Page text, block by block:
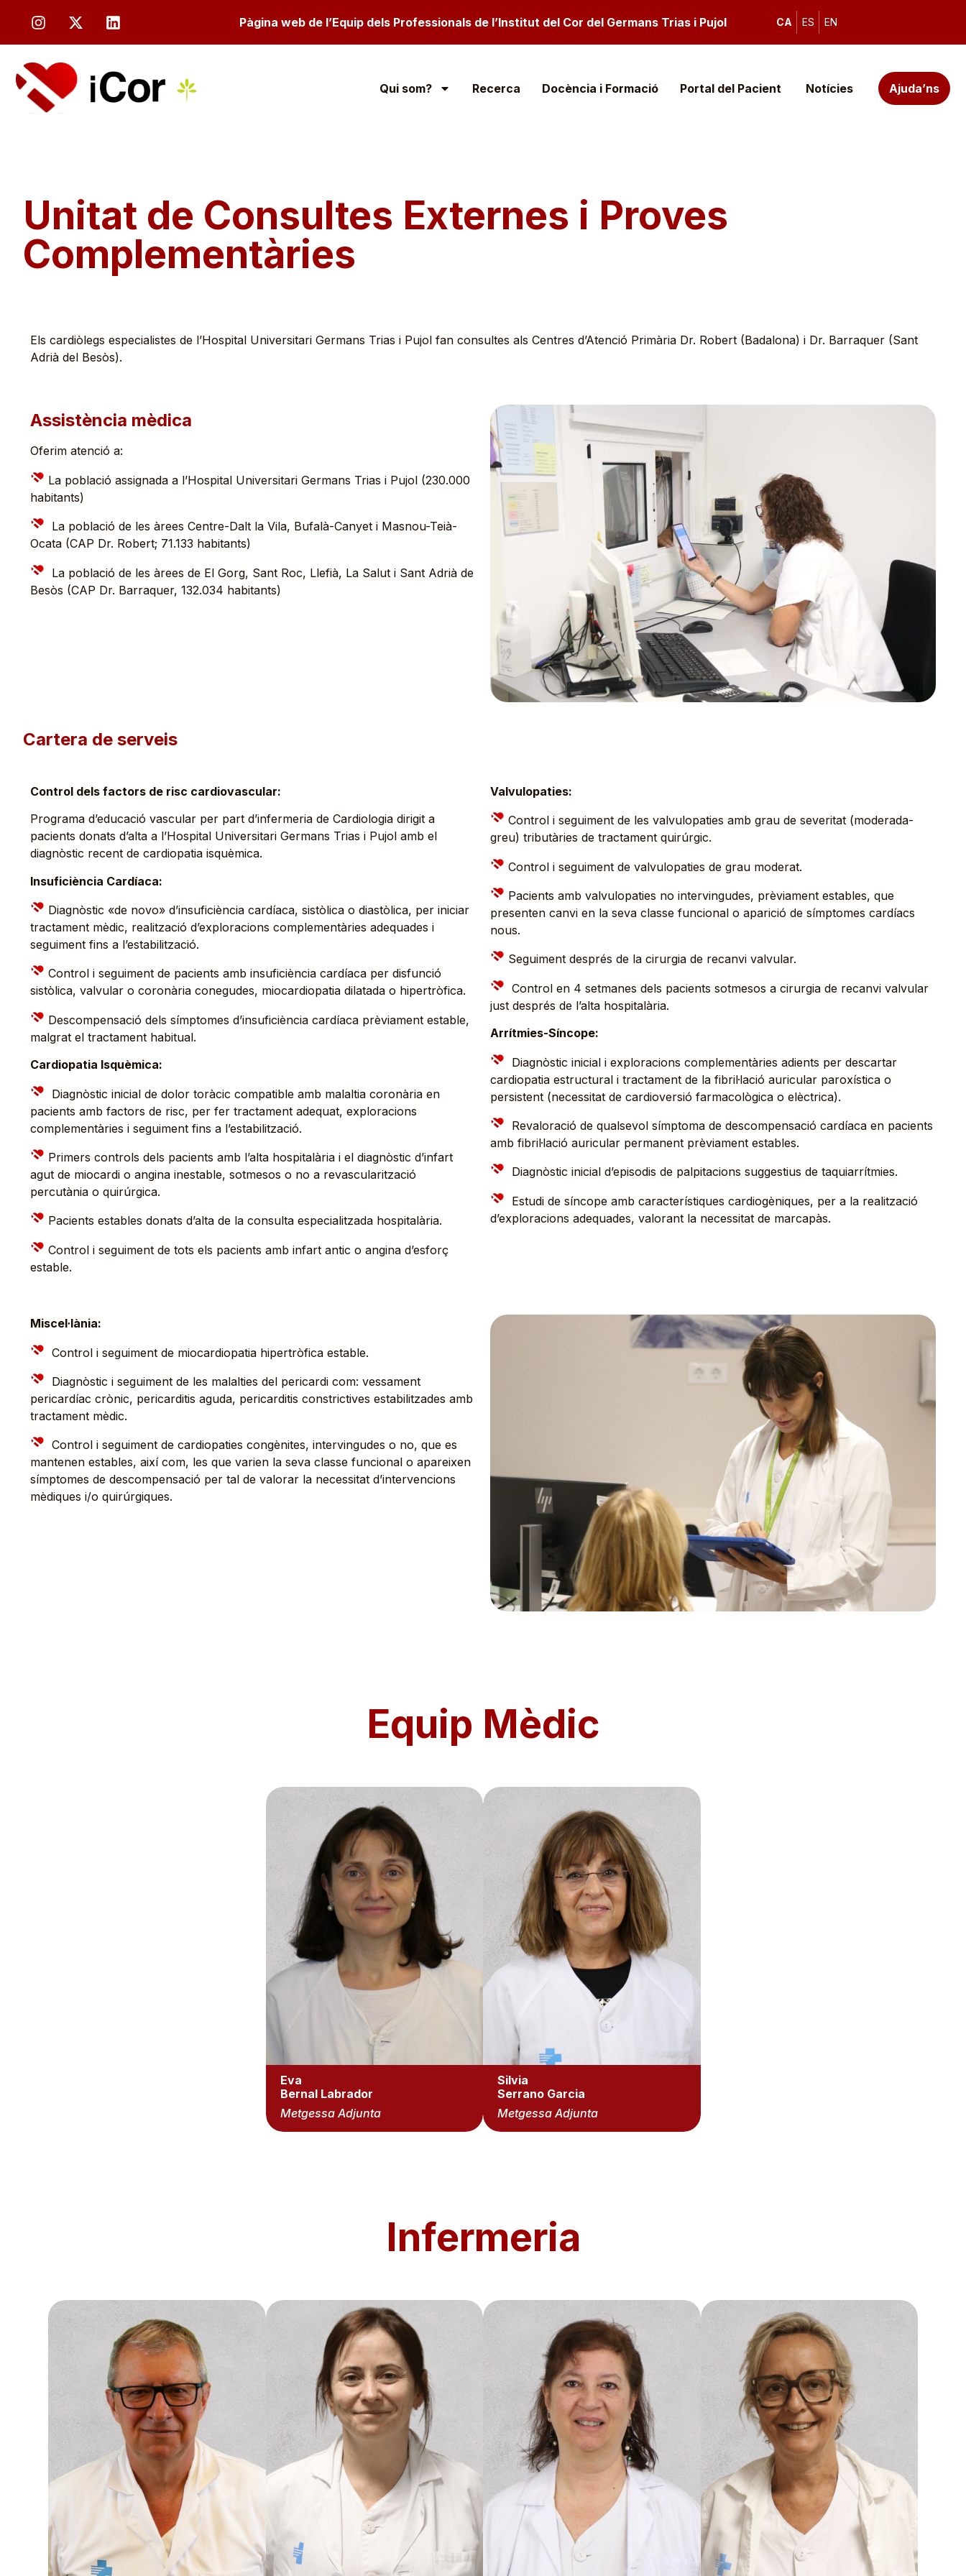
Pàgina web de l’Equip dels Professionals de l’Institut del Cor del Germans Trias i Pujol CA ES EN
Qui som? Recerca Docència i Formació Portal del Pacient Notícies Ajuda’ns
Unitat de Consultes Externes i Proves
Complementàries
Els cardiòlegs especialistes de l’Hospital Universitari Germans Trias i Pujol fan consultes als Centres d’Atenció Primària Dr. Robert (Badalona) i Dr. Barraquer (Sant
Adrià del Besòs).
Assistència mèdica
Oferim atenció a:
La població assignada a l’Hospital Universitari Germans Trias i Pujol (230.000
habitants)
La població de les àrees Centre-Dalt la Vila, Bufalà-Canyet i Masnou-Teià-
Ocata (CAP Dr. Robert; 71.133 habitants)
La població de les àrees de El Gorg, Sant Roc, Llefià, La Salut i Sant Adrià de
Besòs (CAP Dr. Barraquer, 132.034 habitants)
Cartera de serveis
Control dels factors de risc cardiovascular:
Programa d’educació vascular per part d’infermeria de Cardiologia dirigit a
pacients donats d’alta a l’Hospital Universitari Germans Trias i Pujol amb el
diagnòstic recent de cardiopatia isquèmica.
Insuficiència Cardíaca:
Diagnòstic «de novo» d’insuficiència cardíaca, sistòlica o diastòlica, per iniciar
tractament mèdic, realització d’exploracions complementàries adequades i
seguiment fins a l’estabilització.
Control i seguiment de pacients amb insuficiència cardíaca per disfunció
sistòlica, valvular o coronària conegudes, miocardiopatia dilatada o hipertròfica.
Descompensació dels símptomes d’insuficiència cardíaca prèviament estable,
malgrat el tractament habitual.
Cardiopatia Isquèmica:
Diagnòstic inicial de dolor toràcic compatible amb malaltia coronària en
pacients amb factors de risc, per fer tractament adequat, exploracions
complementàries i seguiment fins a l’estabilització.
Primers controls dels pacients amb l’alta hospitalària i el diagnòstic d’infart
agut de miocardi o angina inestable, sotmesos o no a revascularització
percutània o quirúrgica.
Pacients estables donats d’alta de la consulta especialitzada hospitalària.
Control i seguiment de tots els pacients amb infart antic o angina d’esforç
estable.
Valvulopaties:
Control i seguiment de les valvulopaties amb grau de severitat (moderada-
greu) tributàries de tractament quirúrgic.
Control i seguiment de valvulopaties de grau moderat.
Pacients amb valvulopaties no intervingudes, prèviament estables, que
presenten canvi en la seva classe funcional o aparició de símptomes cardíacs
nous.
Seguiment després de la cirurgia de recanvi valvular.
Control en 4 setmanes dels pacients sotmesos a cirurgia de recanvi valvular
just després de l’alta hospitalària.
Arrítmies-Síncope:
Diagnòstic inicial i exploracions complementàries adients per descartar
cardiopatia estructural i tractament de la fibril·lació auricular paroxística o
persistent (necessitat de cardioversió farmacològica o elèctrica).
Revaloració de qualsevol símptoma de descompensació cardíaca en pacients
amb fibril·lació auricular permanent prèviament estables.
Diagnòstic inicial d’episodis de palpitacions suggestius de taquiarrítmies.
Estudi de síncope amb característiques cardiogèniques, per a la realització
d’exploracions adequades, valorant la necessitat de marcapàs.
Miscel·lània:
Control i seguiment de miocardiopatia hipertròfica estable.
Diagnòstic i seguiment de les malalties del pericardi com: vessament
pericardíac crònic, pericarditis aguda, pericarditis constrictives estabilitzades amb
tractament mèdic.
Control i seguiment de cardiopaties congènites, intervingudes o no, que es
mantenen estables, així com, les que varien la seva classe funcional o apareixen
símptomes de descompensació per tal de valorar la necessitat d’intervencions
mèdiques i/o quirúrgiques.
Equip Mèdic
Eva
Bernal Labrador
Metgessa Adjunta
Silvia
Serrano Garcia
Metgessa Adjunta
Infermeria